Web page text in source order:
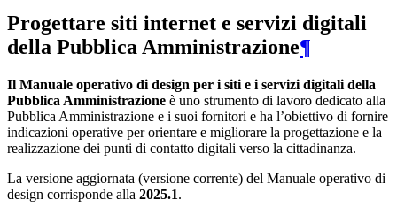
Progettare siti internet e servizi digitali
della Pubblica Amministrazione¶
Il Manuale operativo di design per i siti e i servizi digitali della
Pubblica Amministrazione è uno strumento di lavoro dedicato alla
Pubblica Amministrazione e i suoi fornitori e ha l’obiettivo di fornire
indicazioni operative per orientare e migliorare la progettazione e la
realizzazione dei punti di contatto digitali verso la cittadinanza.
La versione aggiornata (versione corrente) del Manuale operativo di
design corrisponde alla 2025.1.